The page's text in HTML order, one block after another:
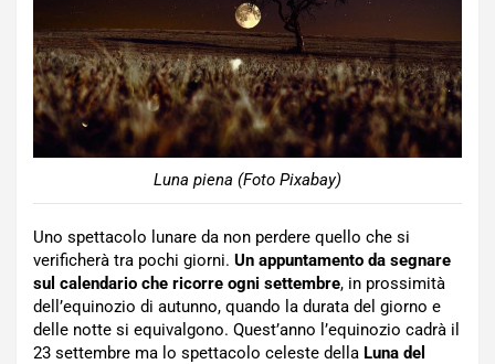
Luna piena (Foto Pixabay)
Uno spettacolo lunare da non perdere quello che si
verificherà tra pochi giorni. Un appuntamento da segnare
sul calendario che ricorre ogni settembre, in prossimità
dell’equinozio di autunno, quando la durata del giorno e
delle notte si equivalgono. Quest’anno l’equinozio cadrà il
23 settembre ma lo spettacolo celeste della Luna del